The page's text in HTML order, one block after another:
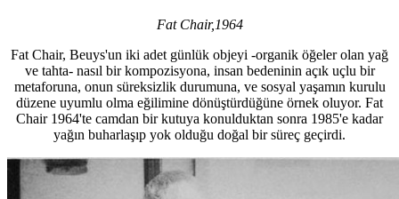
Fat Chair,1964
Fat Chair, Beuys'un iki adet günlük objeyi -organik öğeler olan yağ
ve tahta- nasıl bir kompozisyona, insan bedeninin açık uçlu bir
metaforuna, onun süreksizlik durumuna, ve sosyal yaşamın kurulu
düzene uyumlu olma eğilimine dönüştürdüğüne örnek oluyor. Fat
Chair 1964'te camdan bir kutuya konulduktan sonra 1985'e kadar
yağın buharlaşıp yok olduğu doğal bir süreç geçirdi.